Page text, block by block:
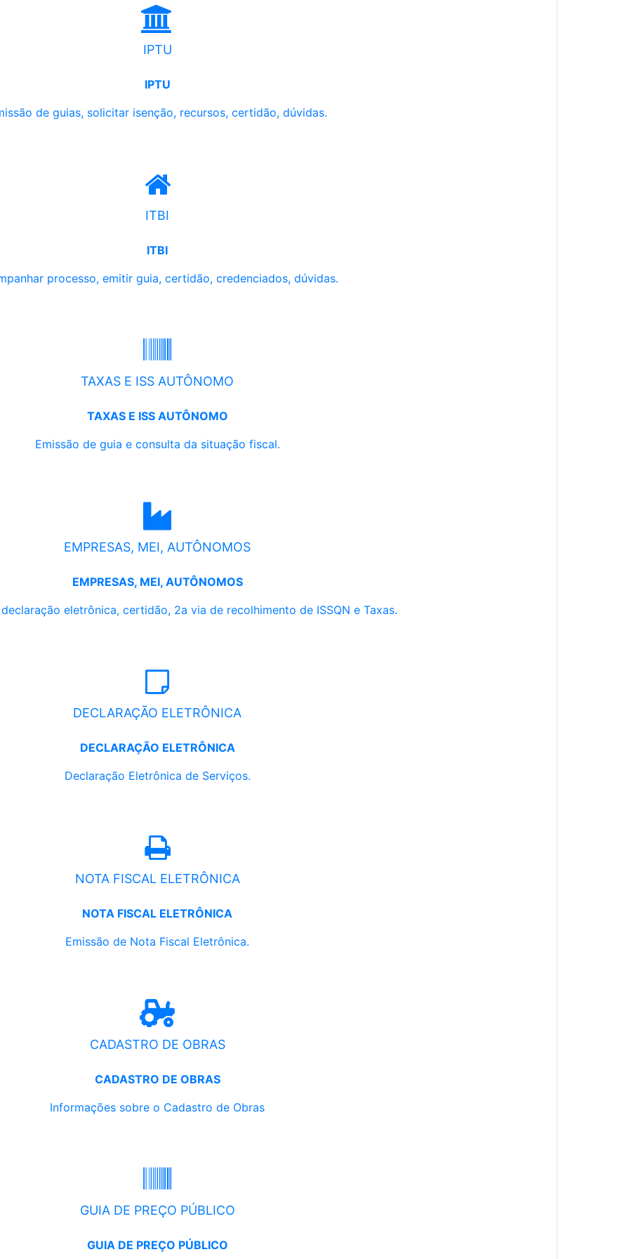
IPTU
IPTU
de guias, solicitar isenção, recursos, certidão, dúvidas.
ITBI
ITBI
processo, emitir guia, certidão, credenciados, dúvidas.
TAXAS E ISS AUTÔNOMO
TAXAS E ISS AUTÔNOMO
Emissão de guia e consulta da situação fiscal.
EMPRESAS, MEI, AUTÔNOMOS
EMPRESAS, MEI, AUTÔNOMOS
eletrônica, certidão, 2a via de recolhimento de ISSQN e Taxas.
DECLARAÇÃO ELETRÔNICA
DECLARAÇÃO ELETRÔNICA
Declaração Eletrônica de Serviços.
NOTA FISCAL ELETRÔNICA
NOTA FISCAL ELETRÔNICA
Emissão de Nota Fiscal Eletrônica.
CADASTRO DE OBRAS
CADASTRO DE OBRAS
Informações sobre o Cadastro de Obras
GUIA DE PREÇO PÚBLICO
GUIA DE PREÇO PÚBLICO